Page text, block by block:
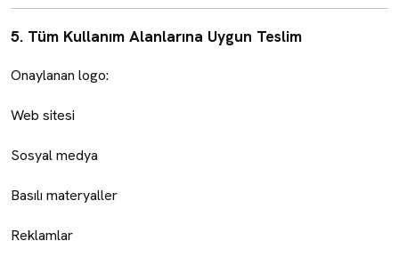
5. Tüm Kullanım Alanlarına Uygun Teslim
Onaylanan logo:
Web sitesi
Sosyal medya
Basılı materyaller
Reklamlar